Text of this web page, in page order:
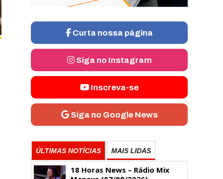
Curta nossa página
Siga no Instagram
Inscreva-se
Siga no Google News
ÚLTIMAS NOTÍCIAS MAIS LIDAS
18 Horas News​​​​​​​​​​​​ – Rádio Mix